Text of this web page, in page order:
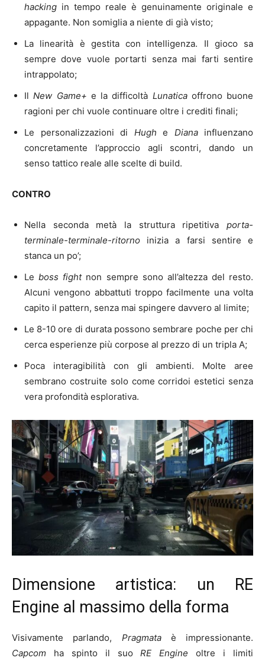
hacking in tempo reale è genuinamente originale e
appagante. Non somiglia a niente di già visto;
La linearità è gestita con intelligenza. Il gioco sa
sempre dove vuole portarti senza mai farti sentire
intrappolato;
IlNew Game+ e la difficoltà Lunaticaoffrono buone
ragioni per chi vuole continuare oltre i crediti finali;
Le personalizzazioni di Hugh e Dianainfluenzano
concretamente l’approccio agli scontri, dando un
senso tattico reale alle scelte di build.
CONTRO
Nella seconda metà la struttura ripetitiva porta-
terminale-terminale-ritorno inizia a farsi sentire e
stanca un po’;
Leboss fightnon sempre sono all’altezza del resto.
Alcuni vengono abbattuti troppo facilmente una volta
capito il pattern, senza mai spingere davvero al limite;
Le 8-10 ore di durata possono sembrare poche per chi
cerca esperienze più corpose al prezzo di un tripla A;
Poca interagibilità con gli ambienti. Molte aree
sembrano costruite solo come corridoi estetici senza
vera profondità esplorativa.
Dimensione artistica: un RE
Engine al massimo della forma
Visivamente parlando, Pragmataè impressionante.
Capcom ha spinto il suoRE Engine oltre i limiti